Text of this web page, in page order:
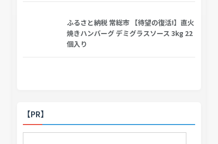
ふるさと納税 常総市 【待望の復活!】直火
焼きハンバーグ デミグラスソース 3kg 22
個入り
【PR】